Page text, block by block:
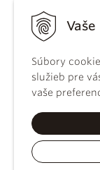
Súbory
služieb pre
vaše
KBS